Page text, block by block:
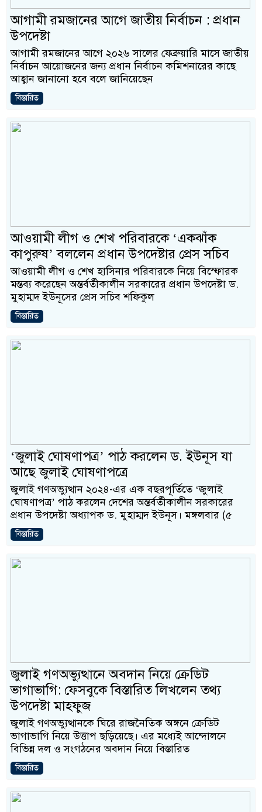
আগামী রমজানের আগে জাতীয় নির্বাচন : প্রধান
উপদেষ্টা
আগামী রমজানের আগে ২০২৬ সালের ফেব্রুয়ারি মাসে জাতীয়
নির্বাচন আয়োজনের জন্য প্রধান নির্বাচন কমিশনারের কাছে
আহ্বান জানানো হবে বলে জানিয়েছেন
বিস্তারিত
আওয়ামী লীগ ও শেখ পরিবারকে ‘একঝাঁক
কাপুরুষ’ বললেন প্রধান উপদেষ্টার প্রেস সচিব
আওয়ামী লীগ ও শেখ হাসিনার পরিবারকে নিয়ে বিস্ফোরক
মন্তব্য করেছেন অন্তর্বর্তীকালীন সরকারের প্রধান উপদেষ্টা ড.
মুহাম্মদ ইউনূসের প্রেস সচিব শফিকুল
বিস্তারিত
‘জুলাই ঘোষণাপত্র’ পাঠ করলেন ড. ইউনূস যা
আছে জুলাই ঘোষণাপত্রে
জুলাই গণঅভ্যুত্থান ২০২৪-এর এক বছরপূর্তিতে ‘জুলাই
ঘোষণাপত্র’ পাঠ করলেন দেশের অন্তর্বর্তীকালীন সরকারের
প্রধান উপদেষ্টা অধ্যাপক ড. মুহাম্মদ ইউনূস। মঙ্গলবার (৫
বিস্তারিত
জুলাই গণঅভ্যুত্থানে অবদান নিয়ে ক্রেডিট
ভাগাভাগি: ফেসবুকে বিস্তারিত লিখলেন তথ্য
উপদেষ্টা মাহফুজ
জুলাই গণঅভ্যুত্থানকে ঘিরে রাজনৈতিক অঙ্গনে ক্রেডিট
ভাগাভাগি নিয়ে উত্তাপ ছড়িয়েছে। এর মধ্যেই আন্দোলনে
বিভিন্ন দল ও সংগঠনের অবদান নিয়ে বিস্তারিত
বিস্তারিত